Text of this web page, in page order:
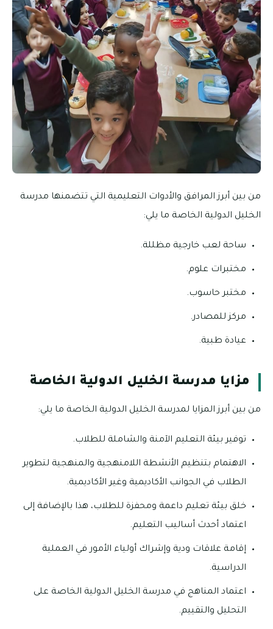
من بين أبرز المرافق والأدوات التعليمية التي تتضمنها مدرسة
الخليل الدولية الخاصة ما يلي:
ساحة لعب خارجية مظللة.
مختبرات علوم.
مختبر حاسوب.
مركز للمصادر.
عيادة طبية.
مزايا مدرسة الخليل الدولية الخاصة
من بين أبرز المزايا لمدرسة الخليل الدولية الخاصة ما يلي:
توفير بيئة التعليم الآمنة والشاملة للطلاب.
الاهتمام بتنظيم الأنشطة اللامنهجية والمنهجية لتطوير
الطلاب في الجوانب الأكاديمية وغير الأكاديمية.
خلق بيئة تعليم داعمة ومحفزة للطلاب، هذا بالإضافة إلى
اعتماد أحدث أساليب التعليم.
إقامة علاقات ودية وإشراك أولياء الأمور في العملية
الدراسية.
اعتماد المناهج في مدرسة الخليل الدولية الخاصة على
التحليل والتقييم.